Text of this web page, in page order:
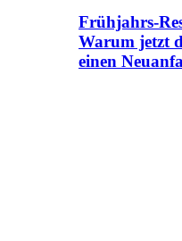
Frühjahrs-
Warum jetzt
einen